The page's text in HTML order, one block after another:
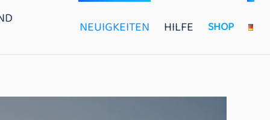
NEUIGKEITEN HILFE SHOP